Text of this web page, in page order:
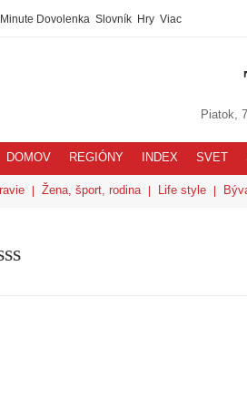
Dovolenka Slovník Hry Viac
Piatok,
DOMOV REGIÓNY INDEX SVET
Žena, šport, rodina Life style